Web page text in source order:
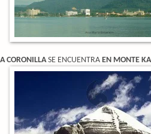
CORONILLASE ENCUENTRA EN MONTE